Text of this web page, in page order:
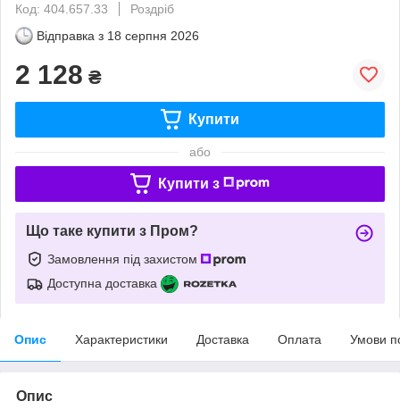
Код: 404.657.33
Роздріб
Відправка з 18 серпня 2026
2 128 ₴
Купити
або
Купити з
Що таке купити з Пром?
Замовлення під захистом
Доступна доставка
Опис Характеристики Доставка Оплата Умови
Опис